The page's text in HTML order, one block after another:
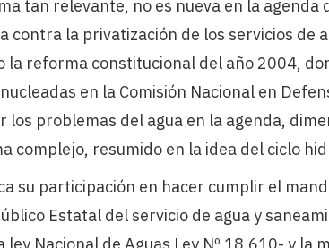
tan relevante, no es nueva en la agenda
contra la privatización de los servicios de
la reforma constitucional del año 2004,
en la Comisión Nacional en
los problemas del agua en la agenda,
complejo, resumido en la idea del ciclo
su participación en hacer cumplir el
Estatal del servicio de agua y